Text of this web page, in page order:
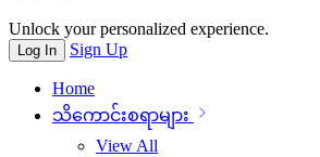
Unlock your personalized experience.
Log In Sign Up
Home
သိ‌ကောင်းစရာများ
View All